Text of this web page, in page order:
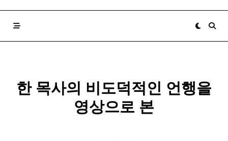
한 목사의 비도덕적인 언행을
영상으로 본